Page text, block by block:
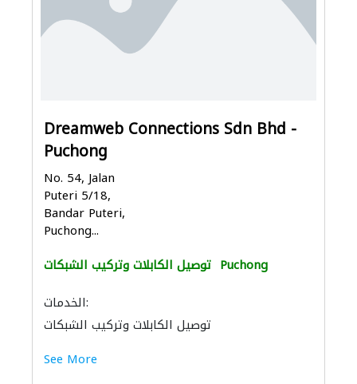
Dreamweb Connections Sdn Bhd -
Puchong
No. 54, Jalan
Puteri 5/18,
Bandar Puteri,
Puchong...
توصيل الكابلات وتركيب الشبكات Puchong
الخدمات:
توصيل الكابلات وتركيب الشبكات
See More